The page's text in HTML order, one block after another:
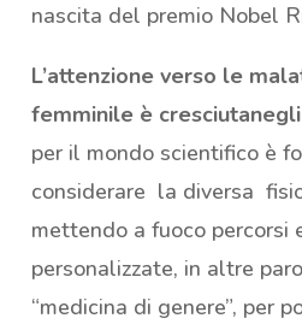
nascita del premio Nobel
L’attenzione verso le
femminile è
per il mondo scientifico è
considerare la diversa
mettendo a fuoco percorsi
personalizzate, in altre
“medicina di genere”, per